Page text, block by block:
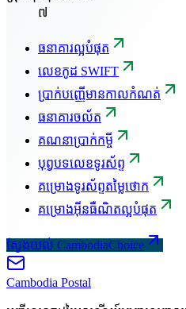
៧
ធនាគារល្អបំផុត
លេខកូដ SWIFT
ប្រាក់បញ្ញើមានកាលកំណត់
ធនាគារចល័ត
គណនាប្រាក់កម្ចី
បុព្វបទលេខទូរស័ព្ទ
គម្រោងទូរស័ព្ទតម្លៃថោក
គម្រោងអ៊ីនធឺណិតល្អបំផុត
ស្វែងយល់ CambodiaChoice
Cambodia Postal